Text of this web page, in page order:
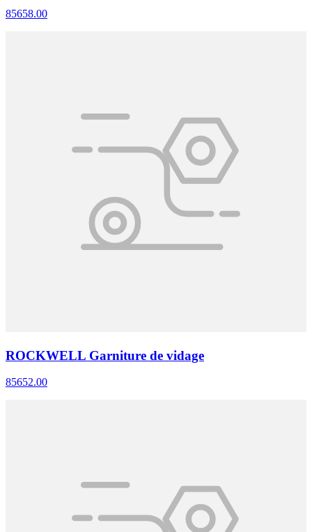
85658.00
ROCKWELL Garniture de vidage
85652.00